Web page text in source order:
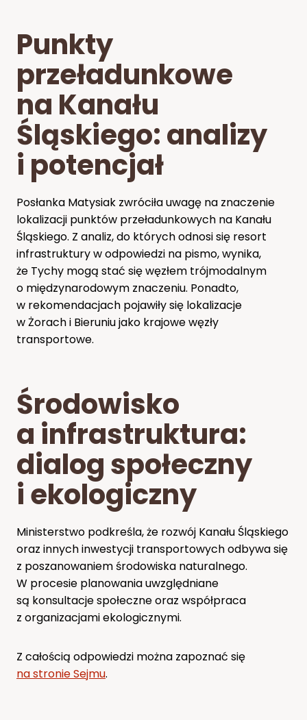
Punkty
przeładunkowe
na Kanału
Śląskiego: analizy
i potencjał
Posłanka Matysiak zwróciła uwagę na znaczenie
lokalizacji punktów przeładunkowych na Kanału
Śląskiego. Z analiz, do których odnosi się resort
infrastruktury w odpowiedzi na pismo, wynika,
że Tychy mogą stać się węzłem trójmodalnym
o międzynarodowym znaczeniu. Ponadto,
w rekomendacjach pojawiły się lokalizacje
w Żorach i Bieruniu jako krajowe węzły
transportowe.
Środowisko
a infrastruktura:
dialog społeczny
i ekologiczny
Ministerstwo podkreśla, że rozwój Kanału Śląskiego
oraz innych inwestycji transportowych odbywa się
z poszanowaniem środowiska naturalnego.
W procesie planowania uwzględniane
są konsultacje społeczne oraz współpraca
z organizacjami ekologicznymi.
Z całością odpowiedzi można zapoznać się
na stronie Sejmu.